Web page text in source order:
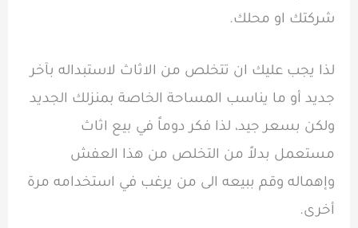
شركتك او محلك.
لذا يجب عليك ان تتخلص من الاثاث لاستبداله بآخر
جديد أو ما يناسب المساحة الخاصة بمنزلك الجديد
ولكن بسعر جيد، لذا فكر دوماً في بيع اثاث
مستعمل بدلاً من التخلص من هذا العفش
وإهماله وقم ببيعه الى من يرغب في استخدامه مرة
أخرى.